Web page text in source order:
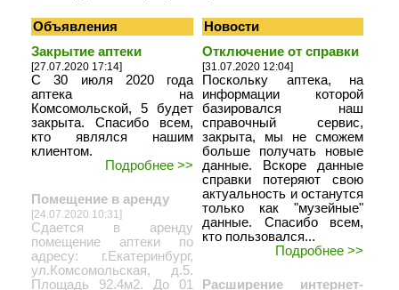
Объявления
Новости
Закрытие аптеки
[27.07.2020 17:14]
С 30 июля 2020 года
аптека на
Комсомольской, 5 будет
закрыта. Спасибо всем,
кто являлся нашим
клиентом.
Подробнее >>
Помещение в аренду
[24.07.2020 10:31]
Сдается в аренду
помещение аптеки по
адресу: г.Екатеринбург,
ул.Комсомольская, д.5.
Площадь 92.4м2. До 01
Отключение от справки
[31.07.2020 12:04]
Поскольку аптека, на
информации которой
базировался наш
справочный сервис,
закрыта, мы не сможем
больше получать новые
данные. Вскоре данные
справки потеряют свою
актуальность и останутся
только как "музейные"
данные. Спасибо всем,
кто пользовался...
Подробнее >>
Расширение интернет-